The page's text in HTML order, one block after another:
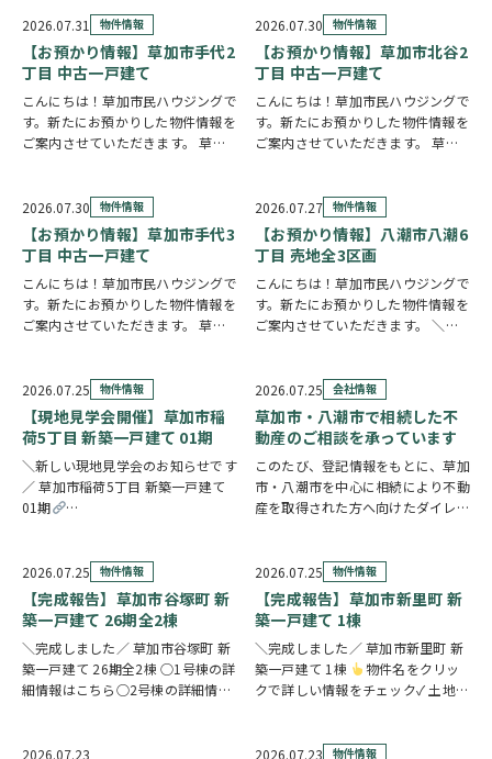
チェック✓ 三方角部屋のため、日中
は陽当り良好で明るい室内環境が保
たれていま…
2026.07.31
物件情報
【お預かり情報】草加市手代2
丁目 中古一戸建て
こんにちは！草加市民ハウジングで
す。新たにお預かりした物件情報を
ご案内させていただきます。 草加
坪の広々とした敷地に建つ、大手ハ
ウスメーカー施工の住まいです。シ
ャッター付き…
2026.07.30 物件情報
【お預かり情報】草加市北谷2
丁目 中古一戸建て
こんにちは！草加市民ハウジングで
す。新たにお預かりした物件情報を
ご案内させていただきます。 草加
角地に建つ、6LDKのお住まいで
す。事務所スペースを備えており、
在宅ワークや…
2026.07.30 物件情報
【お預かり情報】草加市手代3
丁目 中古一戸建て
こんにちは！草加市民ハウジングで
す。新たにお預かりした物件情報を
ご案内させていただきます。 草加
宅からスーパー・ドラッグストアま
で徒歩3分圏内と、買い物に便利な
立地です。2…
2026.07.27 物件情報
【お預かり情報】八潮市八潮6
丁目 売地全3区画
こんにちは！草加市民ハウジングで
す。新たにお預かりした物件情報を
ご案内させていただきます。 ＼弊
ら〇2区画の詳細情報はこちら〇3
区画の詳細情報はこちら
クリッ
クで詳しい情…
2026.07.25 物件情報
【現地見学会開催】草加市稲
荷5丁目 新築一戸建て 01期
＼新しい現地見学会のお知らせです
／ 草加市稲荷5丁目 新築一戸建て
01期
2026.07.25 会社情報
草加市・八潮市で相続した不
動産のご相談を承っています
このたび、登記情報をもとに、草加
市・八潮市を中心に相続により不動
産を取得された方へ向けたダイレク
のまま所有していてもいいの？」
「売却した方がいいのかわからな
い」「空き家の管理や…
2026.07.25 物件情報
【完成報告】草加市谷塚町 新
築一戸建て 26期全2棟
＼完成しました／ 草加市谷塚町 新
築一戸建て 26期全2棟 ○1号棟の詳
細情報はこちら○2号棟の詳細情報
に、豊富な収納と暮らしに役立つ便
2026.07.25 物件情報
【完成報告】草加市新里町 新
築一戸建て 1棟
＼完成しました／ 草加市新里町 新
築一戸建て 1棟
物件名をクリッ
クで詳しい情報をチェック✓ 土地
い。長期優良住宅・BELS認定を取
2026.07.23 2026.07.23 物件情報